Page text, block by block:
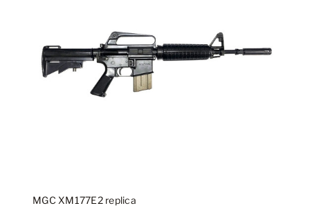
MGC XM177E2 replica